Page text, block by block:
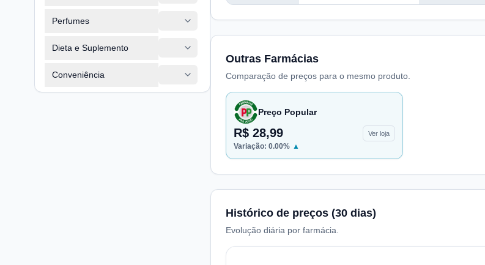
Perfumes
Dieta e Suplemento
Conveniência
Outras Farmácias
Comparação de preços para o mesmo produto.
Preço Popular
R$ 28,99 Ver loja
Variação: 0.00% ▲
Histórico de preços (30 dias)
Evolução diária por farmácia.